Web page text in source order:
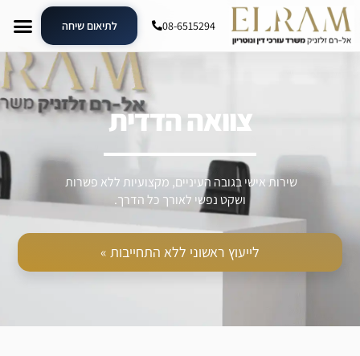
08-6515294 לתיאום שיחה
צוואה הדדית
שירות אישי בגובה העיניים, מקצועיות ללא פשרות
ושקט נפשי לאורך כל הדרך.
לייעוץ ראשוני ללא התחייבות »